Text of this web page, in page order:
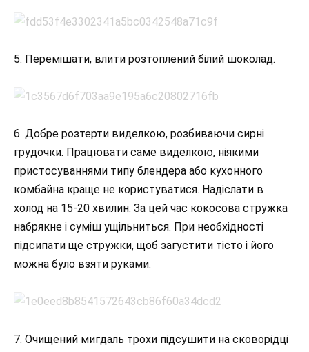
5. Перемішати, влити розтоплений білий шоколад.
6. Добре розтерти виделкою, розбиваючи сирні
грудочки. Працювати саме виделкою, ніякими
пристосуваннями типу блендера або кухонного
комбайна краще не користуватися. Надіслати в
холод на 15-20 хвилин. За цей час кокосова стружка
набрякне і суміш ущільниться. При необхідності
підсипати ще стружки, щоб загустити тісто і його
можна було взяти руками.
7. Очищений мигдаль трохи підсушити на сковорідці